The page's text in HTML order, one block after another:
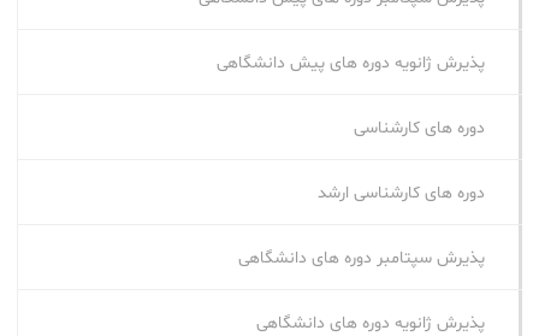
پذیرش ژانویه دوره های پیش دانشگاهی
دوره های کارشناسی
دوره های کارشناسی ارشد
پذیرش سپتامبر دوره‌ های دانشگاهی
پذیرش ژانویه دوره‌ های دانشگاهی